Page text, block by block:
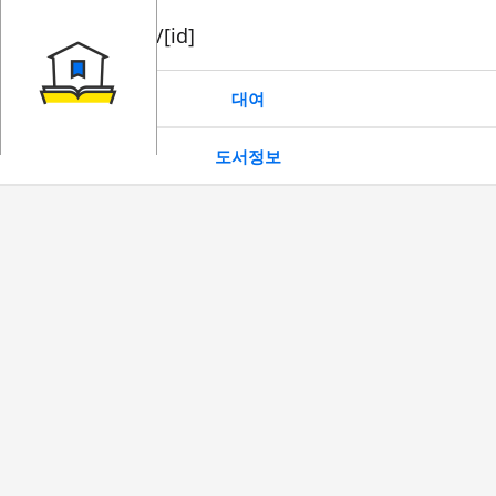
book/rent/[id]
대여
도서정보